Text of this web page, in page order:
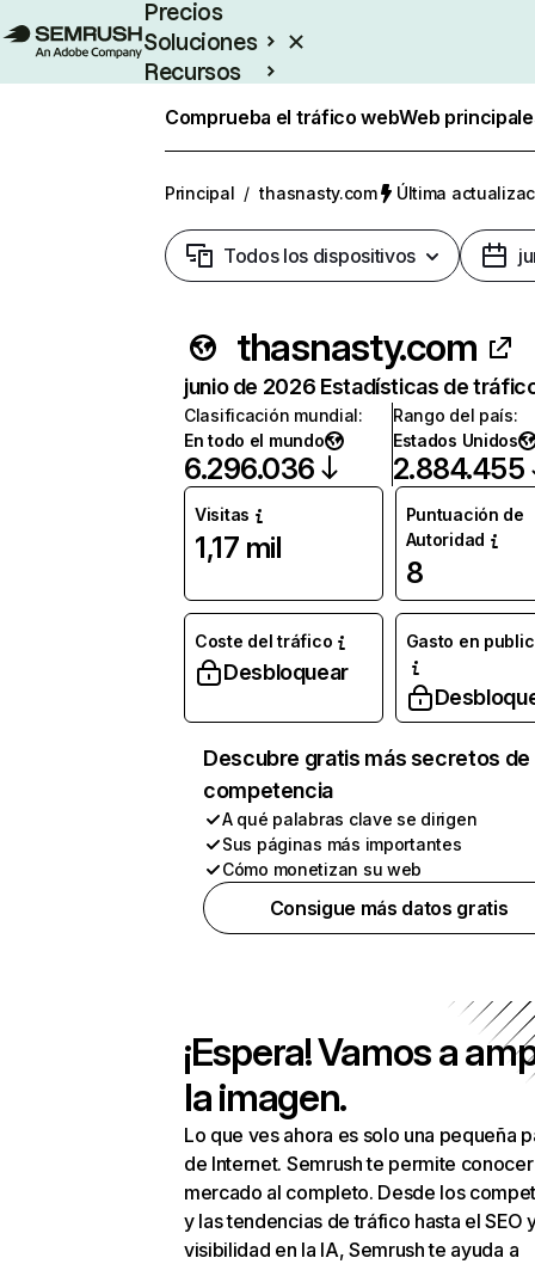
Precios
Soluciones
Recursos
Comprueba el tráfico webWeb
Principal / thasnasty.com Última
Todos los dispositivos
thasnasty.com
junio de 2026 Estadísticas de
Clasificación mundial:
En todo el mundo
6.296.036
Rango del país:
Estados Unidos
2.884.455
Visitas
1,17 mil
Puntuación de
Autoridad
8
Coste del tráfico
Desbloquear
Gasto en
Descubre gratis más secretos de
competencia
A qué palabras clave se dirigen
Sus páginas más importantes
Cómo monetizan su web
Consigue más datos gratis
¡Espera! Vamos a
la imagen.
Lo que ves ahora es solo una pequeña
de Internet. Semrush te permite
mercado al completo. Desde los
y las tendencias de tráfico hasta el SEO
visibilidad en la IA, Semrush te ayuda a